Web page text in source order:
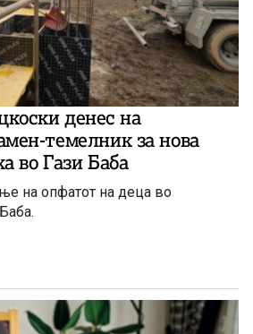
денес на
темелник за нова
во Гази Баба
деца во